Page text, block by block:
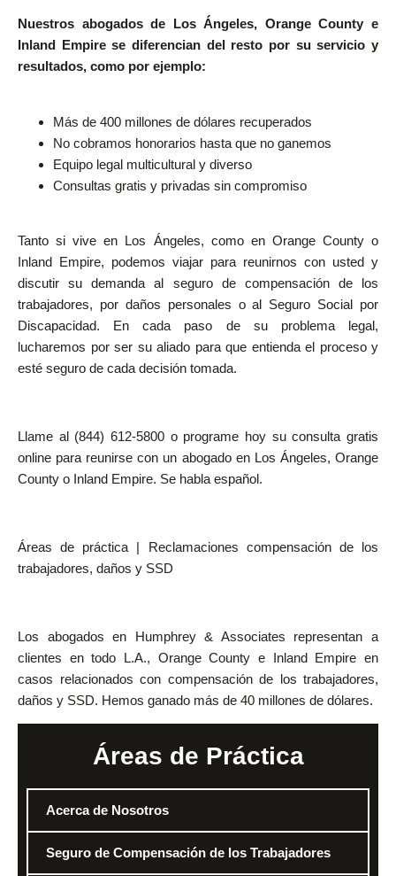
Áreas de Práctica
Acerca de Nosotros
Seguro de Compensación de los Trabajadores
Nuestros abogados de Los Ángeles, Orange County e
Inland Empire se diferencian del resto por su servicio y
resultados, como por ejemplo:
Más de 400 millones de dólares recuperados
No cobramos honorarios hasta que no ganemos
Equipo legal multicultural y diverso
Consultas gratis y privadas sin compromiso
Tanto si vive en Los Ángeles, como en Orange County o
Inland Empire, podemos viajar para reunirnos con usted y
discutir su demanda al seguro de compensación de los
trabajadores, por daños personales o al Seguro Social por
Discapacidad. En cada paso de su problema legal,
lucharemos por ser su aliado para que entienda el proceso y
esté seguro de cada decisión tomada.
Llame al (844) 612-5800 o programe hoy su consulta gratis
online para reunirse con un abogado en Los Ángeles, Orange
County o Inland Empire. Se habla español.
Áreas de práctica | Reclamaciones compensación de los
trabajadores, daños y SSD
Los abogados en Humphrey & Associates representan a
clientes en todo L.A., Orange County e Inland Empire en
casos relacionados con compensación de los trabajadores,
daños y SSD. Hemos ganado más de 40 millones de dólares.